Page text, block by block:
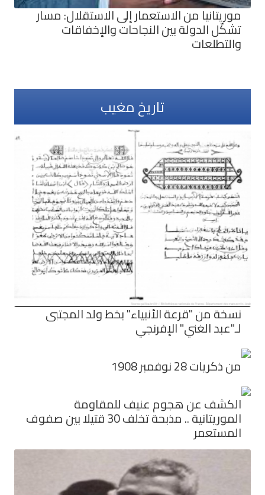
موريتانيا من الاستعمار إلى الاستقلال: مسار
تشكّل الدولة بين النجاحات والإخفاقات
والتطلعات
تاريخ مغيب
نسخة من "قرعة الأنبياء" بخط ولد المجتبى
لـ"عبد الغني" الإفرنجي
من ذكريات 28 نوفمبر 1908
الكشف عن هجوم عنيف للمقاومة
الموريتانية .. مذبحة تخلف 30 قتيلا بين صفوف
المستعمر